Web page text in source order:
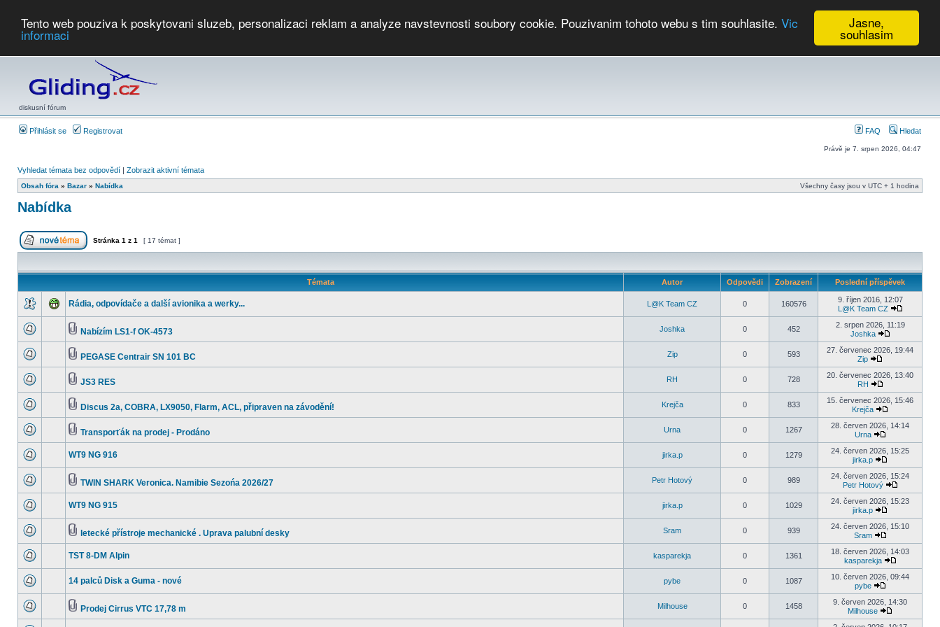
Jasne,
souhlasim
Tento web pouziva k poskytovani sluzeb, personalizaci reklam a analyze navstevnosti soubory cookie. Pouzivanim tohoto webu s tim souhlasite. Vic
informaci
diskusní fórum
Přihlásit se Registrovat FAQ Hledat
Právě je 7. srpen 2026, 04:47
Vyhledat témata bez odpovědí | Zobrazit aktivní témata
Obsah fóra » Bazar » Nabídka Všechny časy jsou v UTC + 1 hodina
Nabídka
Stránka 1 z 1 [ 17 témat ]
Témata Autor Odpovědi Zobrazení Poslední příspěvek
Rádia, odpovídače a další avionika a werky... L@K Team CZ 0 160576
9. říjen 2016, 12:07
L@K Team CZ
Nabízím LS1-f OK-4573 Joshka 0 452
2. srpen 2026, 11:19
Joshka
PEGASE Centrair SN 101 BC Zip 0 593
27. červenec 2026, 19:44
Zip
JS3 RES RH 0 728
20. červenec 2026, 13:40
RH
Discus 2a, COBRA, LX9050, Flarm, ACL, připraven na závodění! Krejča 0 833
15. červenec 2026, 15:46
Krejča
Transporťák na prodej - Prodáno Urna 0 1267
28. červen 2026, 14:14
Urna
WT9 NG 916 jirka.p 0 1279
24. červen 2026, 15:25
jirka.p
TWIN SHARK Veronica. Namibie Sezońa 2026/27 Petr Hotový 0 989
24. červen 2026, 15:24
Petr Hotový
WT9 NG 915 jirka.p 0 1029
24. červen 2026, 15:23
jirka.p
letecké přístroje mechanické . Uprava palubní desky Sram 0 939
24. červen 2026, 15:10
Sram
TST 8-DM Alpin kasparekja 0 1361
18. červen 2026, 14:03
kasparekja
14 palců Disk a Guma - nové pybe 0 1087
10. červen 2026, 09:44
pybe
Prodej Cirrus VTC 17,78 m Milhouse 0 1458
9. červen 2026, 14:30
Milhouse